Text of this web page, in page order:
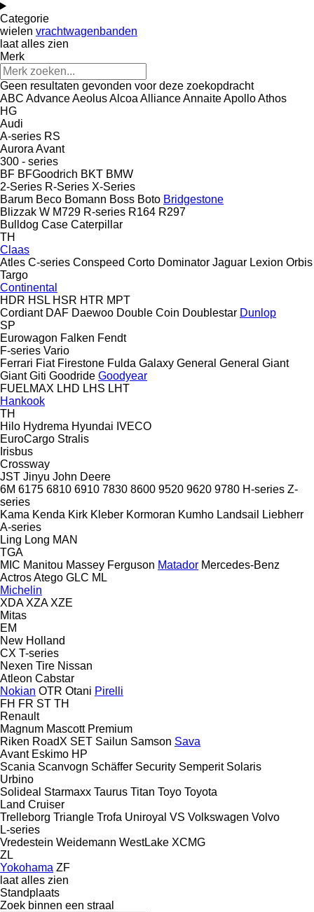
Categorie
wielen vrachtwagenbanden
laat alles zien
Merk
Geen resultaten gevonden voor deze zoekopdracht
ABC AdvanceAeolusAlcoa AllianceAnnaiteApolloAthos
HG
Audi
A-series RS
Aurora Avant
300 - series
BF BFGoodrich BKT BMW
2-Series R-Series X-Series
Barum Beco Bomann Boss Boto Bridgestone
Blizzak W M729 R-series R164 R297
Bulldog Case Caterpillar
TH
Claas
Atles C-series Conspeed Corto Dominator Jaguar Lexion Orbis
Targo
Continental
HDR HSL HSR HTR MPT
Cordiant DAF Daewoo Double Coin Doublestar Dunlop
SP
Eurowagon Falken Fendt
F-series Vario
Ferrari Fiat Firestone Fulda Galaxy General General Giant
Giant Giti Goodride Goodyear
FUELMAX LHD LHS LHT
Hankook
TH
Hilo Hydrema Hyundai IVECO
EuroCargo Stralis
Irisbus
Crossway
JST Jinyu John Deere
6M 6175 6810 6910 7830 8600 9520 9620 9780 H-series Z-
series
Kama Kenda Kirk Kleber Kormoran Kumho Landsail
Liebherr
A-series
Ling Long MAN
TGA
MIC Manitou Massey Ferguson Matador Mercedes-Benz
ActrosAtego GLC ML
Michelin
XDA XZA XZE
Mitas
EM
New Holland
CX T-series
Nexen Tire Nissan
Atleon Cabstar
Nokian OTR Otani Pirelli
FH FR ST TH
Renault
Magnum Mascott Premium
Riken RoadX SET Sailun Samson Sava
Avant Eskimo HP
Scania Scanvogn Schäffer Security Semperit Solaris
Urbino
Solideal Starmaxx Taurus Titan Toyo Toyota
Land Cruiser
Trelleborg Triangle Trofa Uniroyal VS Volkswagen Volvo
L-series
Vredestein Weidemann WestLake XCMG
ZL
Yokohama ZF
laat alles zien
Standplaats
Zoek binnen een straal